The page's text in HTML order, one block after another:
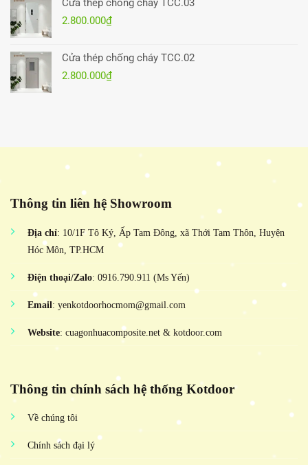
Cửa thép chống cháy TCC.03
2.800.000₫
Cửa thép chống cháy TCC.02
2.800.000₫
Thông tin liên hệ Showroom
Địa chỉ: 10/1F Tô Ký, Ấp Tam Đông, xã Thới Tam Thôn, Huyện
Hóc Môn, TP.HCM
Điện thoại/Zalo: 0916.790.911 (Ms Yến)
Email: yenkotdoorhocmom@gmail.com
Website: cuagonhuacomposite.net & kotdoor.com
Thông tin chính sách hệ thống Kotdoor
Về chúng tôi
Chính sách đại lý